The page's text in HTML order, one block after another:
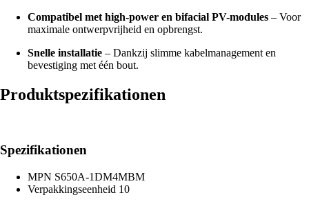
Compatibel met high-power en bifacial PV-modules – Voor
maximale ontwerpvrijheid en opbrengst.
Snelle installatie – Dankzij slimme kabelmanagement en
bevestiging met één bout.
Produktspezifikationen
Spezifikationen
MPN S650A-1DM4MBM
Verpakkingseenheid 10